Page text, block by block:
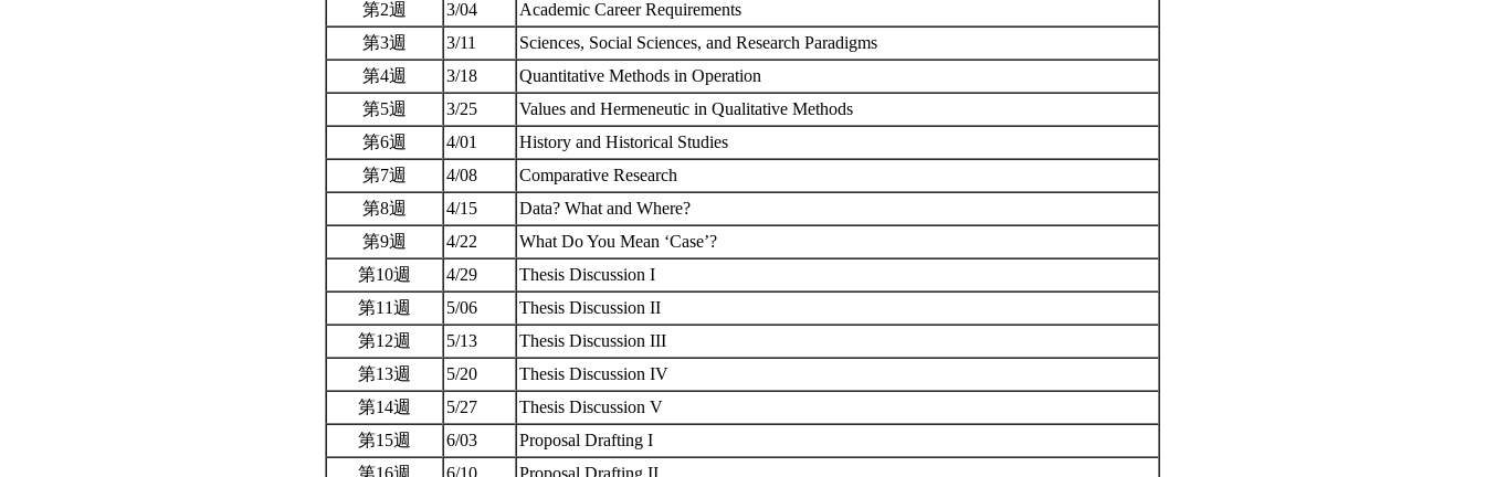
第2週
3/04
Academic Career Requirements
第3週
3/11
Sciences, Social Sciences, and Research Paradigms
第4週
3/18
Quantitative Methods in Operation
第5週
3/25
Values and Hermeneutic in Qualitative Methods
第6週
4/01
History and Historical Studies
第7週
4/08
Comparative Research
第8週
4/15
Data? What and Where?
第9週
4/22
What Do You Mean ‘Case’?
第10週
4/29
Thesis Discussion I
第11週
5/06
Thesis Discussion II
第12週
5/13
Thesis Discussion III
第13週
5/20
Thesis Discussion IV
第14週
5/27
Thesis Discussion V
第15週
6/03
Proposal Drafting I
第16週
6/10 Proposal Drafting II